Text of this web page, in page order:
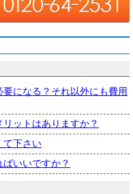
になる？それ以外にも費用
ットはありますか？
て下さい
いいですか？